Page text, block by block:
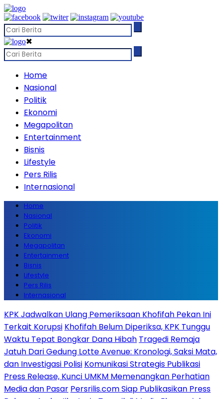
✖
Home
Nasional
Politik
Ekonomi
Megapolitan
Entertainment
Bisnis
Lifestyle
Pers Rilis
Internasional
Home
Nasional
Politik
Ekonomi
Megapolitan
Entertainment
Bisnis
Lifestyle
Pers Rilis
Internasional
KPK Jadwalkan Ulang Pemeriksaan Khofifah Pekan Ini
Terkait Korupsi Khofifah Belum Diperiksa, KPK Tunggu
Waktu Tepat Bongkar Dana Hibah Tragedi Remaja
Jatuh Dari Gedung Lotte Avenue: Kronologi, Saksi Mata,
dan Investigasi Polisi Komunikasi Strategis Publikasi
Press Release, Kunci UMKM Memenangkan Perhatian
Media dan Pasar Persrilis.com Siap Publikasikan Press